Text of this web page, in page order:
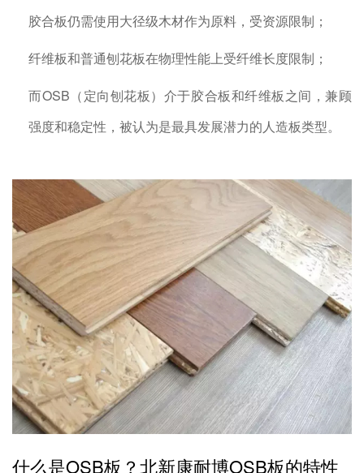
胶合板仍需使用大径级木材作为原料，受资源限制；
纤维板和普通刨花板在物理性能上受纤维长度限制；
而OSB（定向刨花板）介于胶合板和纤维板之间，兼顾
强度和稳定性，被认为是最具发展潜力的人造板类型。
什么是OSB板？北新康耐博OSB板的特性